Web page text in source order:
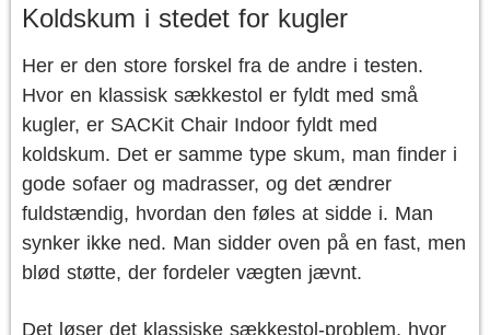
Koldskum i stedet for kugler
Her er den store forskel fra de andre i testen.
Hvor en klassisk sækkestol er fyldt med små
kugler, er SACKit Chair Indoor fyldt med
koldskum. Det er samme type skum, man finder i
gode sofaer og madrasser, og det ændrer
fuldstændig, hvordan den føles at sidde i. Man
synker ikke ned. Man sidder oven på en fast, men
blød støtte, der fordeler vægten jævnt.
Det løser det klassiske sækkestol-problem, hvor